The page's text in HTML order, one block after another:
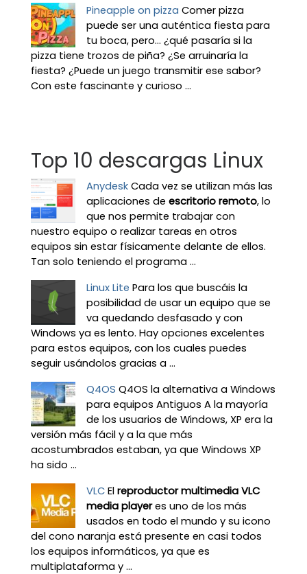
Pineapple on pizza Comer pizza
puede ser una auténtica fiesta para
tu boca, pero... ¿qué pasaría si la
pizza tiene trozos de piña? ¿Se arruinaría la
fiesta? ¿Puede un juego transmitir ese sabor?
Con este fascinante y curioso ...
Top 10 descargas Linux
Anydesk Cada vez se utilizan más las
aplicaciones de escritorio remoto, lo
que nos permite trabajar con
nuestro equipo o realizar tareas en otros
equipos sin estar físicamente delante de ellos.
Tan solo teniendo el programa ...
Linux Lite Para los que buscáis la
posibilidad de usar un equipo que se
va quedando desfasado y con
Windows ya es lento. Hay opciones excelentes
para estos equipos, con los cuales puedes
seguir usándolos gracias a ...
Q4OS Q4OS la alternativa a Windows
para equipos Antiguos A la mayoría
de los usuarios de Windows, XP era la
versión más fácil y a la que más
acostumbrados estaban, ya que Windows XP
ha sido ...
VLC El reproductor multimedia VLC
media playeres uno de los más
usados en todo el mundo y su icono
del cono naranja está presente en casi todos
los equipos informáticos, ya que es
multiplataforma y ...